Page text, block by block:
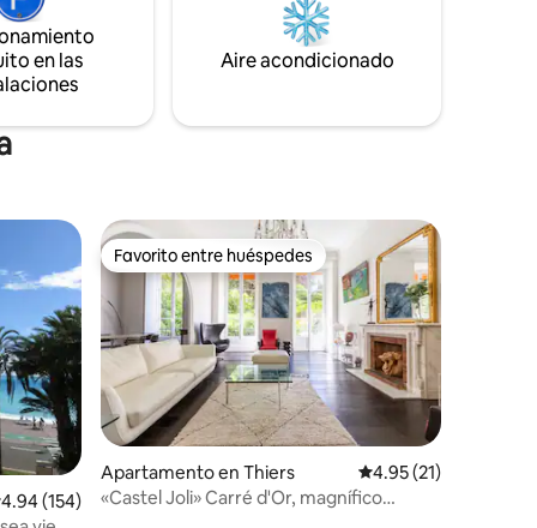
en las
Aire acondicionado
promedio: 4.94 de 5, 154 reseñas
4.94 (154)
Favorito entre huéspedes
Favorito entre huéspedes
Apartamento en Thiers Calificación
4.95 (21)
«Castel Joli» Carré d'Or, magnífico